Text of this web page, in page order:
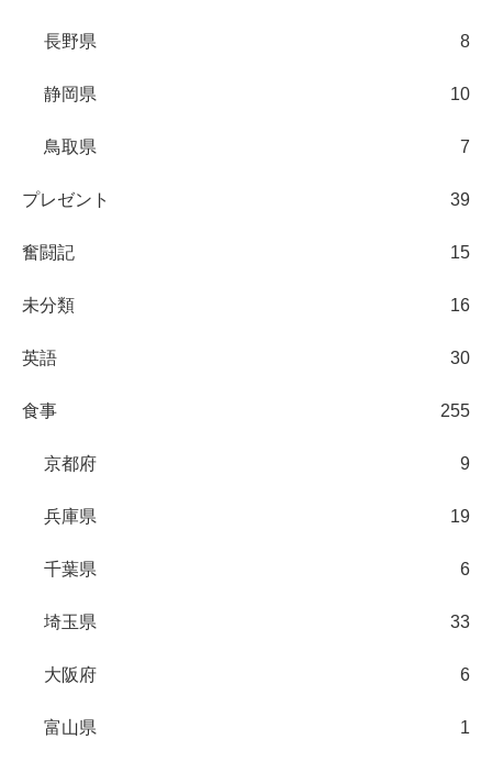
長野県 8
静岡県 10
鳥取県 7
プレゼント 39
奮闘記 15
未分類 16
英語 30
食事 255
京都府 9
兵庫県 19
千葉県 6
埼玉県 33
大阪府 6
富山県 1